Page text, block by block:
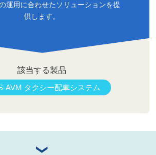
運用に合わせたソリューションを提
供します。
該当する製品
AVM タクシー配車システム